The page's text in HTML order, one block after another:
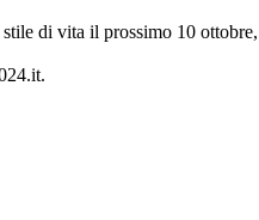
di vita il prossimo 10